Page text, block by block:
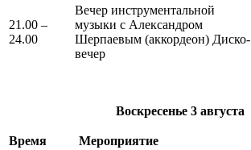
21.00 –
24.00
Вечер инструментальной
музыки с Александром
Шерпаевым (аккордеон) Диско-
вечер
Воскресенье 3 августа
Время Мероприятие